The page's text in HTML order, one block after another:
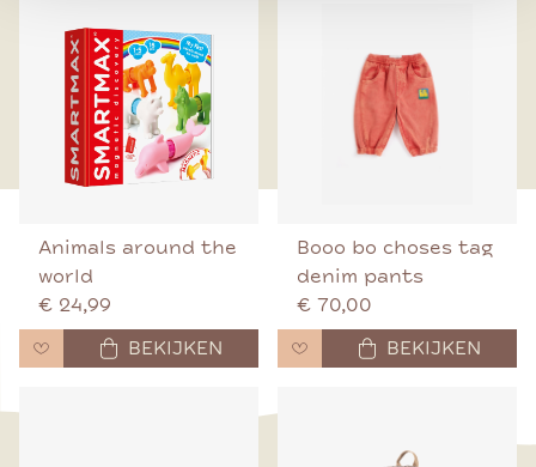
Animals around the
world
€ 24,99
BEKIJKEN
Booo bo choses tag
denim pants
€ 70,00
BEKIJKEN